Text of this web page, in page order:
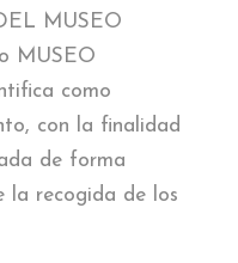
MUSEO
MUSEO
como
con la finalidad
de forma
la recogida de los